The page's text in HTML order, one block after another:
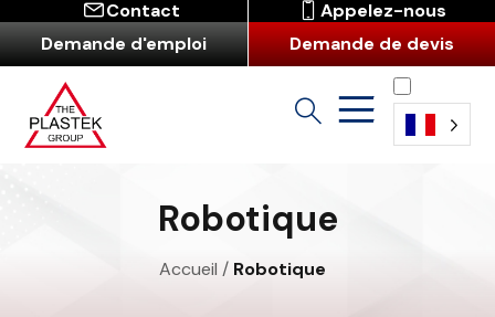
Contact
Appelez-nous
Demande d'emploi
Demande de devis
Robotique
Accueil / Robotique